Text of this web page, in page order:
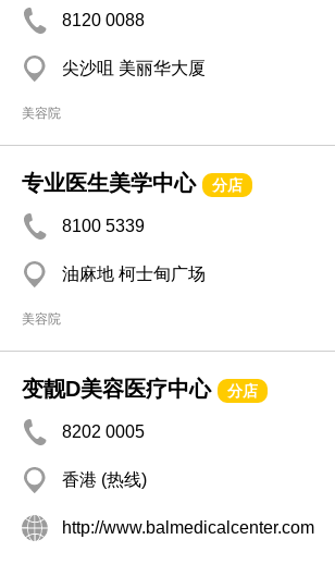
8120 0088
尖沙咀 美丽华大厦
美容院
专业医生美学中心 分店
8100 5339
油麻地 柯士甸广场
美容院
变靓D美容医疗中心 分店
8202 0005
香港 (热线)
http://www.balmedicalcenter.com